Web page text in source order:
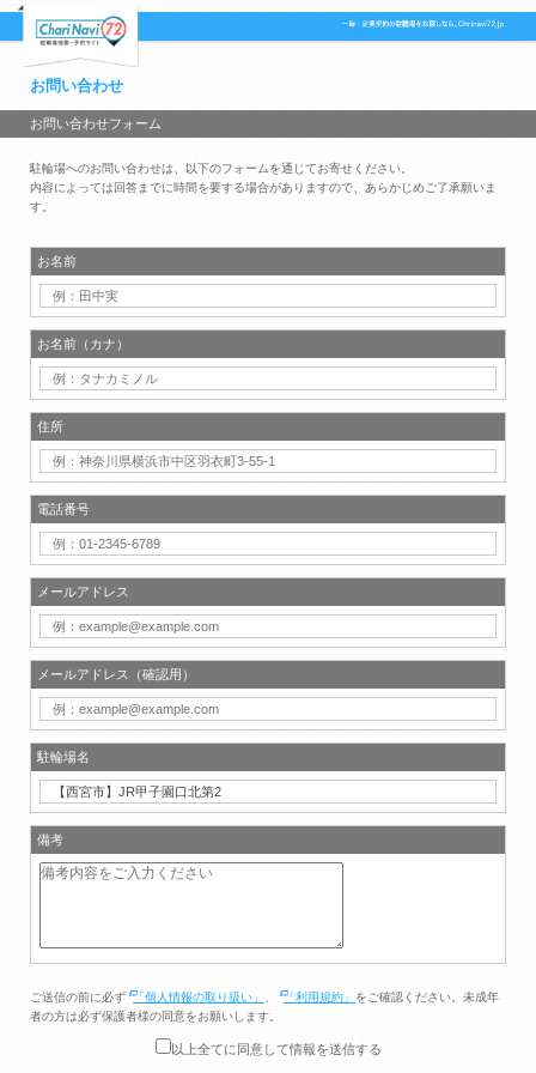
お問い合わせ
お問い合わせフォーム
駐輪場へのお問い合わせは、以下のフォームを通じてお寄せください。
内容によっては回答までに時間を要する場合がありますので、あらかじめご了承願いま
す。
お名前
お名前（カナ）
住所
電話番号
メールアドレス
メールアドレス（確認用）
駐輪場名
備考
ご送信の前に必ず 「個人情報の取り扱い」 「利用規約」 をご確認ください。未成年
者の方は必ず保護者様の同意をお願いします。
以上全てに同意して情報を送信する